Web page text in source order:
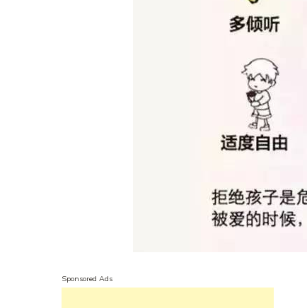
Sponsored Ads